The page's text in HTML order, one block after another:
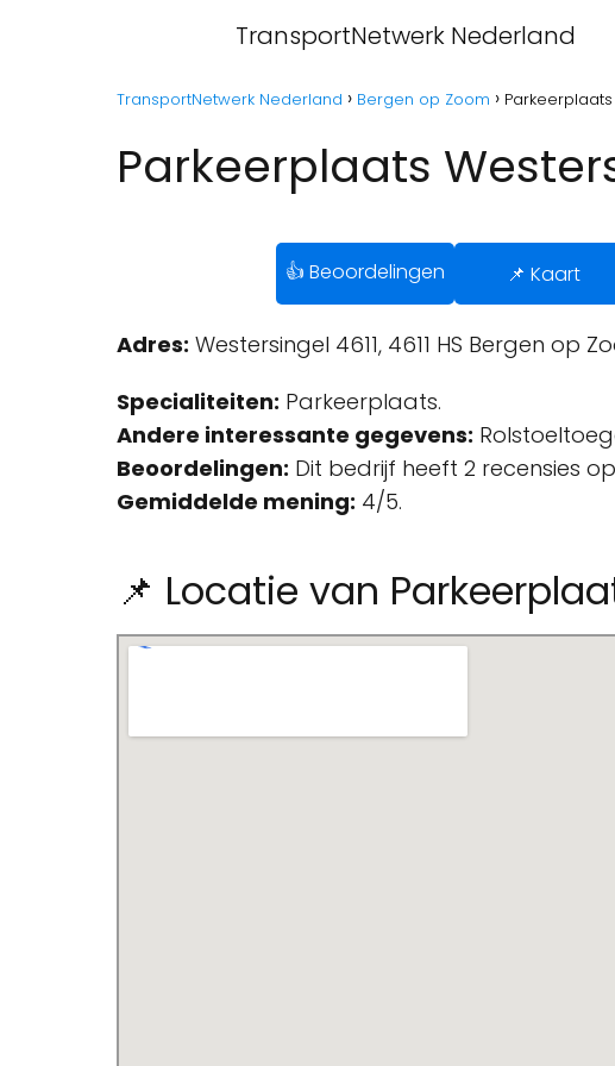
TransportNetwerk Nederland
TransportNetwerk Nederland Bergen op Zoom
Parkeerplaats
👍 Beoordelingen 📌 Kaart
Adres: Westersingel 4611, 4611 HS Bergen op
Specialiteiten: Parkeerplaats.
Andere interessante gegevens:
Beoordelingen: Dit bedrijf heeft 2 recensies
Gemiddelde mening: 4/5.
📌 Locatie van